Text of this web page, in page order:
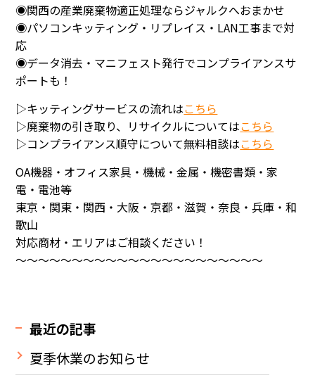
◉関西の産業廃棄物適正処理ならジャルクへおまかせ
◉パソコンキッティング・リプレイス・LAN工事まで対
応
◉データ消去・マニフェスト発行でコンプライアンスサ
ポートも！
▷キッティングサービスの流れはこちら
▷廃棄物の引き取り、リサイクルについてはこちら
▷コンプライアンス順守について無料相談はこちら
OA機器・オフィス家具・機械・金属・機密書類・家
電・電池等
東京・関東・関西・大阪・京都・滋賀・奈良・兵庫・和
歌山
対応商材・エリアはご相談ください！
～～～～～～～～～～～～～～～～～～～～～～
最近の記事
夏季休業のお知らせ